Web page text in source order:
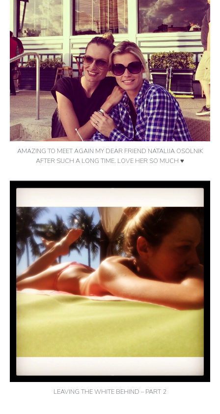
AMAZING TO MEET AGAIN MY DEAR FRIEND NATALIJA OSOLNIK
AFTER SUCH A LONG TIME. LOVE HER SO MUCH ♥
LEAVING THE WHITE BEHIND – PART 2